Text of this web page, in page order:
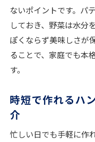
ないポイントです。パ
しておき、野菜は水分
ぽくならず美味しさが
ることで、家庭でも本
す。
時短で作れるハ
介
忙しい日でも手軽に作